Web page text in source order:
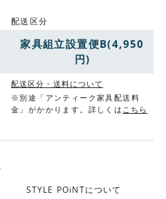
配送区分
家具組立設置便B(4,950
円)
配送区分・送料について
※別途「アンティーク家具配送料
金」がかかります。詳しくは こちら
STYLE POiNTについて